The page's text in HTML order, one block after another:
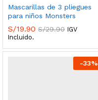
Mascarillas de 3 pliegues
para niños Monsters
S/19.90 S/29.90 IGV
Incluido.
-33%